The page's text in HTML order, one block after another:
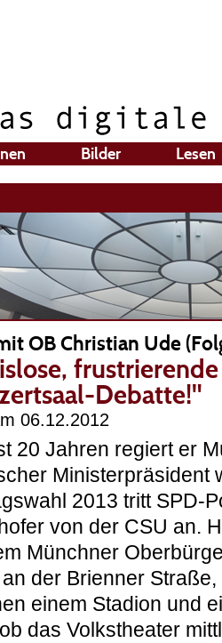
Bilder Lesen
OB Christian Ude
Debatte!"
06.12.2012
20 Jahren regiert er
Ministerpräsident
2013 tritt SPD-
von der CSU an.
Münchner
der Brienner
einem Stadion und
das Volkstheater